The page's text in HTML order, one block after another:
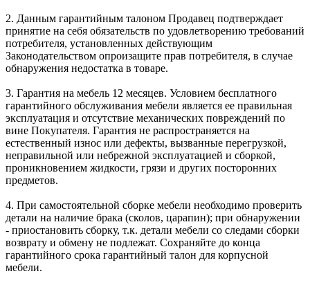
2. Данным гарантийным талоном Продавец подтверждает
принятие на себя обязательств по удовлетворению требований
потребителя, установленных действующим
Законодательством опроизащите прав потребителя, в случае
обнаружения недостатка в товаре.
3. Гарантия на мебель 12 месяцев. Условием бесплатного
гарантийного обслуживания мебели является ее правильная
эксплуатация и отсутствие механических повреждений по
вине Покупателя. Гарантия не распространяется на
естественный износ или дефекты, вызванные перегрузкой,
неправильной или небрежной эксплуатацией и сборкой,
проникновением жидкости, грязи и других посторонних
предметов.
4. При самостоятельной сборке мебели необходимо проверить
детали на наличие брака (сколов, царапин); при обнаружении
- приостановить сборку, т.к. детали мебели со следами сборки
возврату и обмену не подлежат. Сохраняйте до конца
гарантийного срока гарантийный талон для корпусной
мебели.